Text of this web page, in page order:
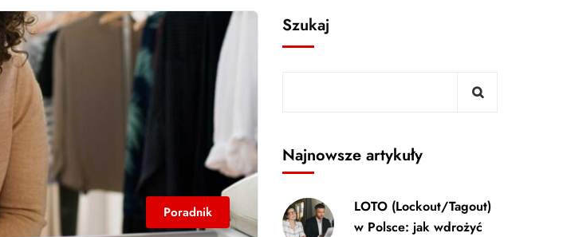
Poradnik
Szukaj
Najnowsze artykuły
LOTO (Lockout/Tagout)
w Polsce: jak wdrożyć